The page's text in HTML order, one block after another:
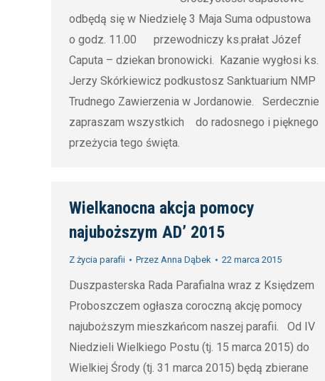
weight
loss
2019,
pills to
get rid of
belly fat
odbędą się w Niedzielę 3 Maja Suma odpustowa
o godz. 11.00 przewodniczy ks.prałat Józef
Caputa – dziekan bronowicki. Kazanie wygłosi ks.
Jerzy Skórkiewicz podkustosz Sanktuarium NMP
Trudnego Zawierzenia w Jordanowie. Serdecznie
zapraszam wszystkich do radosnego i pięknego
przeżycia tego święta.
Wielkanocna akcja pomocy
najuboższym AD’ 2015
Z życia parafii Przez Anna Dąbek 22 marca 2015
Duszpasterska Rada Parafialna wraz z Księdzem
Proboszczem ogłasza coroczną akcję pomocy
najuboższym mieszkańcom naszej parafii. Od IV
Niedzieli Wielkiego Postu (tj. 15 marca 2015) do
Wielkiej Środy (tj. 31 marca 2015) będą zbierane
belly fat
pills for
belly fat
effective
diet pills
2019